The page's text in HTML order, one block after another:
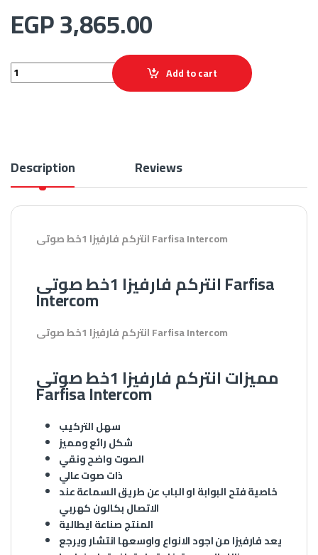
EGP3,865.00
انتركم فارفيزا 1خط صوتى Farfisa Intercom quantity
Add to cart
Description Reviews
انتركم فارفيزا 1خط صوتى Farfisa Intercom
انتركم فارفيزا 1خط صوتى Farfisa
Intercom
انتركم فارفيزا 1خط صوتى Farfisa Intercom
مميزات انتركم فارفيزا 1خط صوتى
Farfisa Intercom
سهل التركيب
شكل رائع ومميز
الصوت واضح ونقي
ذات صوت عالي
خاصية فتح البوابة او الباب عن طريق السماعة عند
الاتصال بكالون كهربي
المنتج صناعة ايطالية
يعد فارفيزا من اجود الانواع واوسعها انتشار ويرجع